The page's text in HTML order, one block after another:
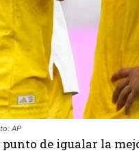
AP
punto de igualar la